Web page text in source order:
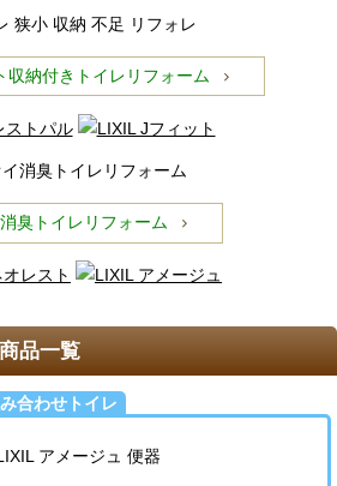
収納付きトイレリフォーム
臭トイレリフォーム
品一覧
合わせトイレ